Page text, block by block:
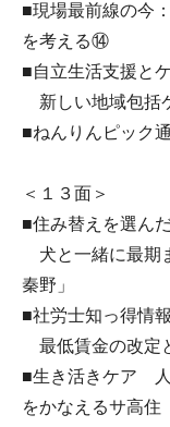
■現場最前線の今
を考える⑭
■自立生活支援と
新しい地域包括
■ねんりんピック
＜１３面＞
■住み替えを選ん
犬と一緒に最期
秦野」
■社労士知っ得情
最低賃金の改定
■生き活きケア 人
をかなえるサ高住